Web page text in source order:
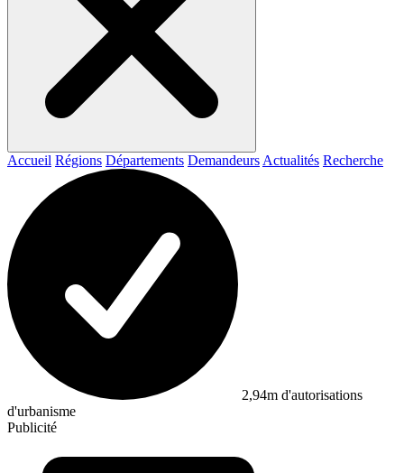
Accueil Régions Départements Demandeurs Actualités Recherche
2,94m d'autorisations
d'urbanisme
Publicité